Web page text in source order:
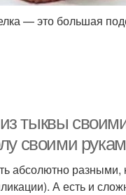
— это большая
тыквы
своими
абсолютно
А есть и